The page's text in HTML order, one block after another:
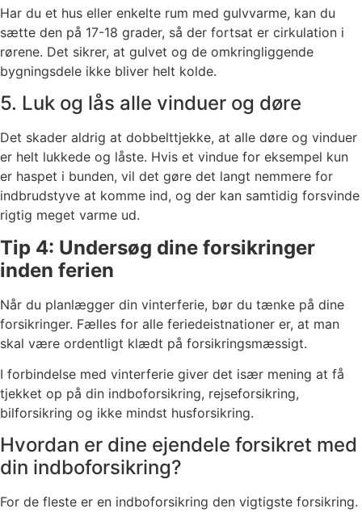
Har du et hus eller enkelte rum med gulvvarme, kan du
sætte den på 17-18 grader, så der fortsat er cirkulation i
rørene. Det sikrer, at gulvet og de omkringliggende
bygningsdele ikke bliver helt kolde.
5. Luk og lås alle vinduer og døre
Det skader aldrig at dobbelttjekke, at alle døre og vinduer
er helt lukkede og låste. Hvis et vindue for eksempel kun
er haspet i bunden, vil det gøre det langt nemmere for
indbrudstyve at komme ind, og der kan samtidig forsvinde
rigtig meget varme ud.
Tip 4: Undersøg dine forsikringer
inden ferien
Når du planlægger din vinterferie, bør du tænke på dine
forsikringer. Fælles for alle feriedeistnationer er, at man
skal være ordentligt klædt på forsikringsmæssigt.
I forbindelse med vinterferie giver det især mening at få
tjekket op på din indboforsikring, rejseforsikring,
bilforsikring og ikke mindst husforsikring.
Hvordan er dine ejendele forsikret med
din indboforsikring?
For de fleste er en indboforsikring den vigtigste forsikring.